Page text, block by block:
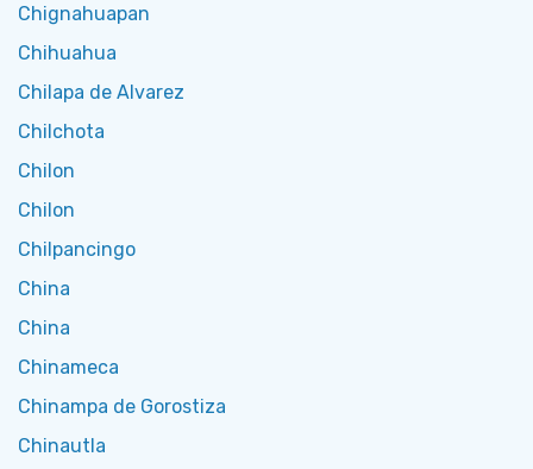
Chignahuapan
Chihuahua
Chilapa de Alvarez
Chilchota
Chilon
Chilon
Chilpancingo
China
China
Chinameca
Chinampa de Gorostiza
Chinautla